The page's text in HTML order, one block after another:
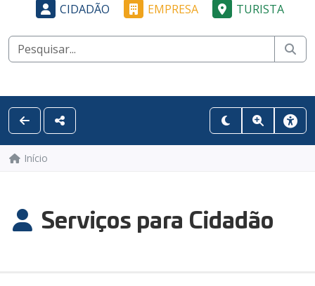
CIDADÃO EMPRESA TURISTA
Início
Serviços para Cidadão